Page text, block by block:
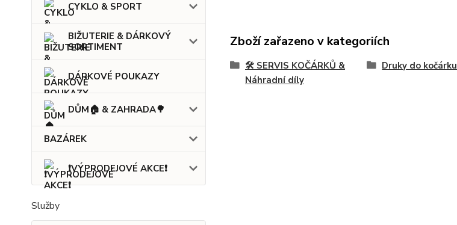
CYKLO & SPORT
BIŽUTERIE & DÁRKOVÝ
SORTIMENT
DÁRKOVÉ POUKAZY
DŮM🏠 & ZAHRADA🌳
BAZÁREK
❗VÝPRODEJOVÉ AKCE❗
Služby
Zboží zařazeno v kategoriích
🛠️ SERVIS KOČÁRKŮ &
Náhradní díly
Druky do kočárku